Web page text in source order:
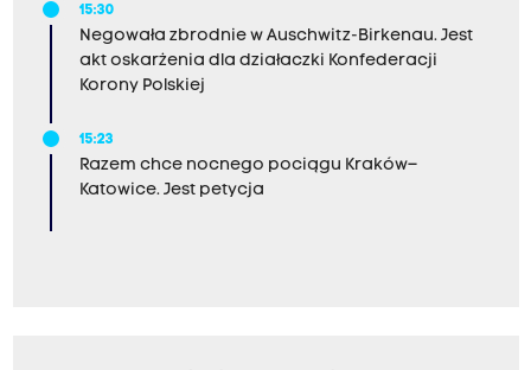
15:30
Negowała zbrodnie w Auschwitz-Birkenau. Jest
akt oskarżenia dla działaczki Konfederacji
Korony Polskiej
15:23
Razem chce nocnego pociągu Kraków–
Katowice. Jest petycja